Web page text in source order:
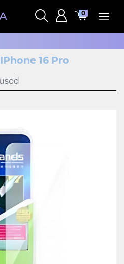
0
IPhone 16 Pro